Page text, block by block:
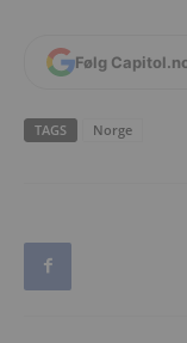
Følg
TAGS Norge